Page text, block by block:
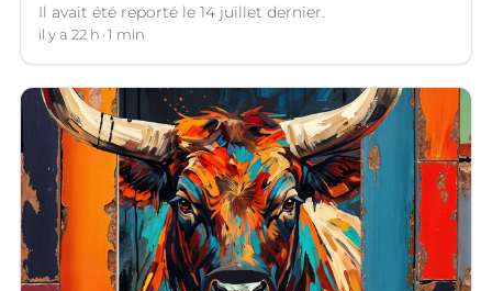
Il avait été reporté le 14 juillet dernier.
il y a 22 h 1 min